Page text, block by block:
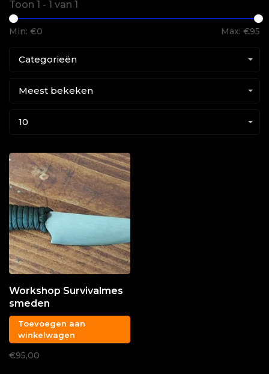
Toon 1 - 1 van 1
Min: €0 Max: €95
Categorieën
Meest bekeken
10
Workshop Survivalmes
smeden
Toevoegen aan
winkelwagen
€95,00